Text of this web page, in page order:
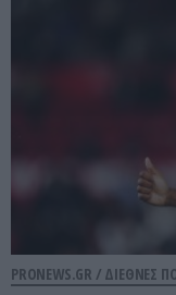
PRONEWS.GR / ΔΙΕΘΝΕΣ